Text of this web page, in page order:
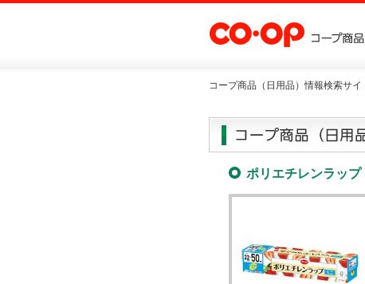
コープ商品（日用品）情報検索サイ
ポリエチレンラッ